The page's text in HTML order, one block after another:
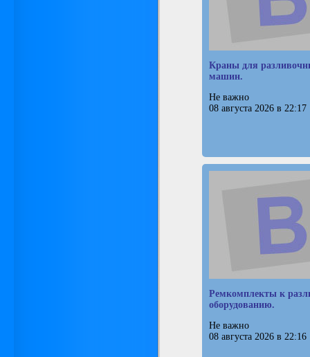
Краны для
машин.
Не важно
08 августа 2026 в 22:17
Ремкомплекты к
оборудованию.
Не важно
08 августа 2026 в 22:16